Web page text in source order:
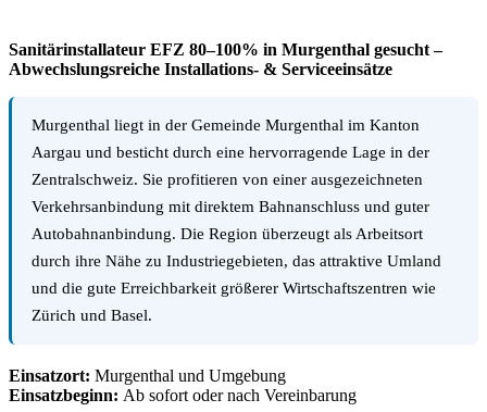
Sanitärinstallateur EFZ 80–100% in Murgenthal gesucht –
Abwechslungsreiche Installations- & Serviceeinsätze
Murgenthal liegt in der Gemeinde Murgenthal im Kanton
Aargau und besticht durch eine hervorragende Lage in der
Zentralschweiz. Sie profitieren von einer ausgezeichneten
Verkehrsanbindung mit direktem Bahnanschluss und guter
Autobahnanbindung. Die Region überzeugt als Arbeitsort
durch ihre Nähe zu Industriegebieten, das attraktive Umland
und die gute Erreichbarkeit größerer Wirtschaftszentren wie
Zürich und Basel.
Einsatzort: Murgenthal und Umgebung
Einsatzbeginn: Ab sofort oder nach Vereinbarung